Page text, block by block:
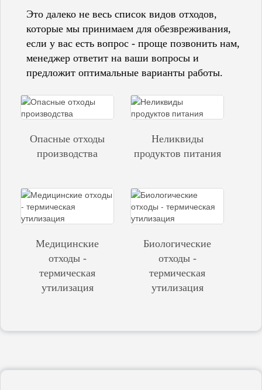
Это далеко не весь список видов отходов,
которые мы принимаем для обезвреживания,
если у вас есть вопрос - проще позвонить нам,
менеджер ответит на ваши вопросы и
предложит оптимальные варианты работы.
Опасные отходы
производства
Неликвиды
продуктов питания
Медицинские
отходы -
термическая
утилизация
Биологические
отходы -
термическая
утилизация